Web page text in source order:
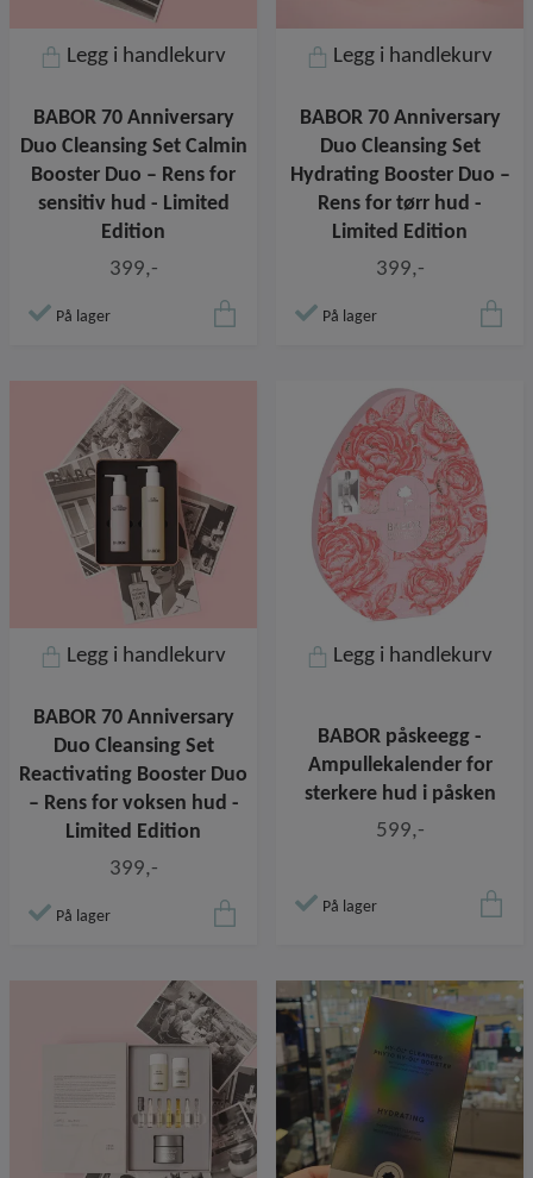
Legg i handlekurv
BABOR 70 Anniversary
Duo Cleansing Set Calmin
Booster Duo – Rens for
sensitiv hud - Limited
Edition
399,-
På lager
Legg i handlekurv
BABOR 70 Anniversary
Duo Cleansing Set
Hydrating Booster Duo –
Rens for tørr hud -
Limited Edition
399,-
På lager
Legg i handlekurv
BABOR 70 Anniversary
Duo Cleansing Set
Reactivating Booster Duo
– Rens for voksen hud -
Limited Edition
399,-
På lager
Legg i handlekurv
BABOR påskeegg -
Ampullekalender for
sterkere hud i påsken
599,-
På lager